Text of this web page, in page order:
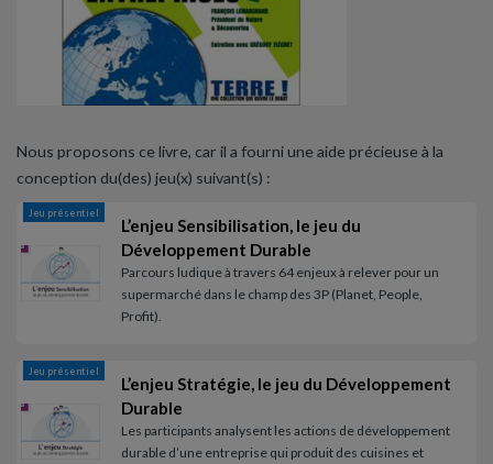
Nous proposons ce livre, car il a fourni une aide précieuse à la
conception du(des) jeu(x) suivant(s) :
Jeu présentiel
L’enjeu Sensibilisation, le jeu du
Développement Durable
Parcours ludique à travers 64 enjeux à relever pour un
supermarché dans le champ des 3P (Planet, People,
Profit).
Jeu présentiel
L’enjeu Stratégie, le jeu du Développement
Durable
Les participants analysent les actions de développement
durable d’une entreprise qui produit des cuisines et